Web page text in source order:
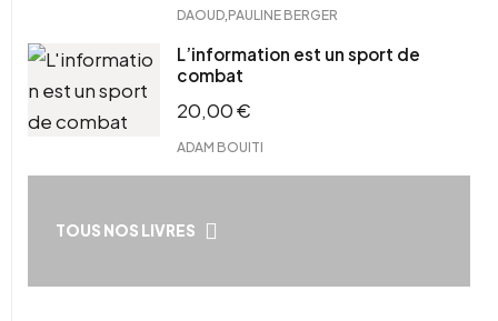
DAOUD PAULINE BERGER
L’information est un sport de
combat
20,00€
ADAM BOUITI
TOUS NOS LIVRES